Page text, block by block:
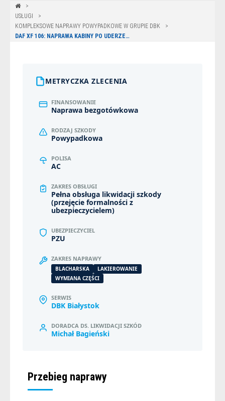
USŁUGI
KOMPLEKSOWE NAPRAWY POWYPADKOWE W GRUPIE DBK
DAF XF 106: NAPRAWA KABINY PO UDERZENIU W NACZEPĘ – BIAŁYSTOK
METRYCZKA ZLECENIA
FINANSOWANIE
Naprawa bezgotówkowa
RODZAJ SZKODY
Powypadkowa
POLISA
AC
ZAKRES OBSŁUGI
Pełna obsługa likwidacji szkody
(przejęcie formalności z
ubezpieczycielem)
UBEZPIECZYCIEL
PZU
ZAKRES NAPRAWY
BLACHARSKA
LAKIEROWANIE
WYMIANA CZĘŚCI
SERWIS
DBK Białystok
DORADCA DS. LIKWIDACJI SZKÓD
Michał Bagieński
Przebieg naprawy